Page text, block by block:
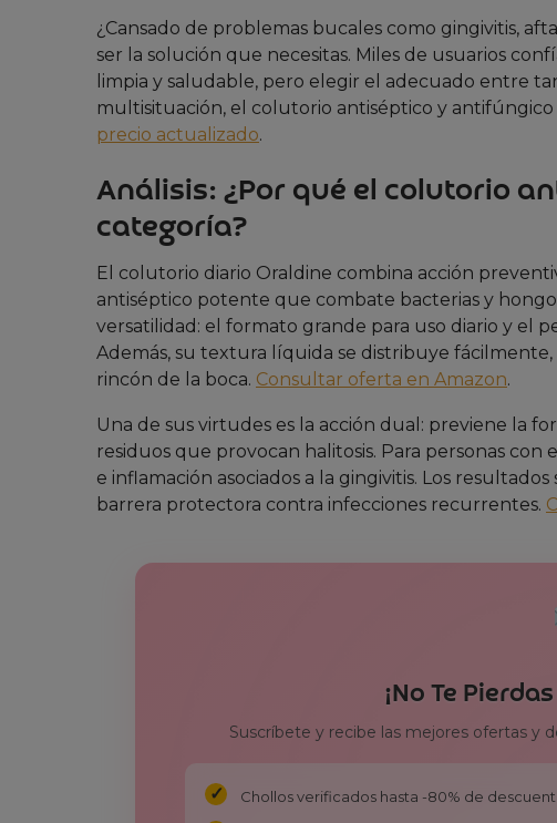
¿Cansado de problemas bucales como gingivitis,
ser la solución que necesitas. Miles de usuarios
limpia y saludable, pero elegir el adecuado entre
multisituación, el colutorio antiséptico y antifúngico
precio actualizado.
Análisis: ¿Por qué el colutorio
categoría?
El colutorio diario Oraldine combina acción
antiséptico potente que combate bacterias y
versatilidad: el formato grande para uso diario y el
Además, su textura líquida se distribuye
rincón de la boca. Consultar oferta en Amazon.
Una de sus virtudes es la acción dual: previene la
residuos que provocan halitosis. Para personas
e inflamación asociados a la gingivitis. Los
barrera protectora contra infecciones recurrentes.
¡No Te
Suscríbete y recibe las mejores ofertas y
Chollos verificados hasta -80% de